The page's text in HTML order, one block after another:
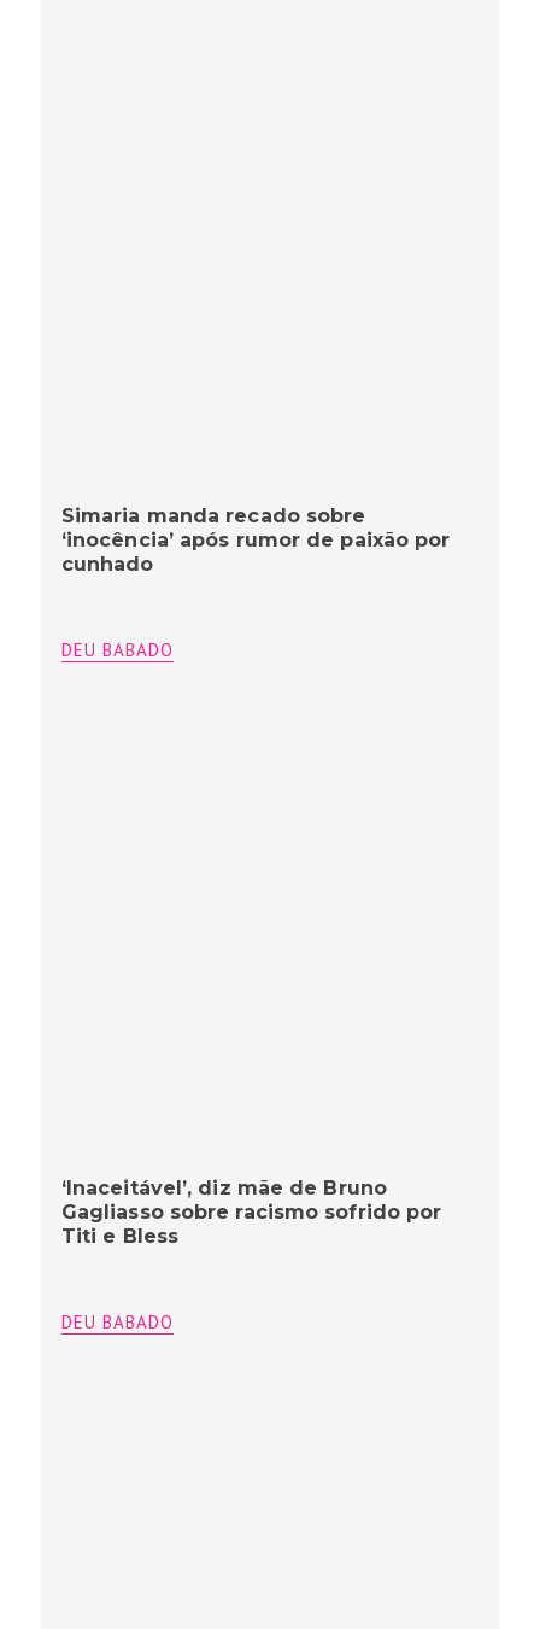
Simaria manda recado sobre
‘inocência’ após rumor de paixão por
cunhado
DEU BABADO
‘Inaceitável’, diz mãe de Bruno
Gagliasso sobre racismo sofrido por
Titi e Bless
DEU BABADO